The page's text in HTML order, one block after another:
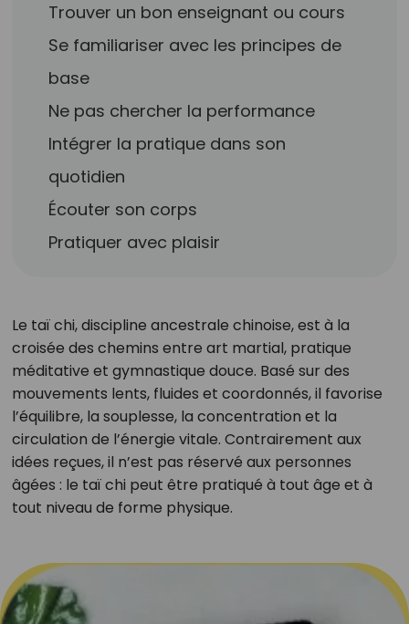
Trouver un bon enseignant ou cours
Se familiariser avec les principes de
base
Ne pas chercher la performance
Intégrer la pratique dans son
quotidien
Écouter son corps
Pratiquer avec plaisir
Le taï chi, discipline ancestrale chinoise, est à la
croisée des chemins entre art martial, pratique
méditative et gymnastique douce. Basé sur des
mouvements lents, fluides et coordonnés, il favorise
l’équilibre, la souplesse, la concentration et la
circulation de l’énergie vitale. Contrairement aux
idées reçues, il n’est pas réservé aux personnes
âgées : le taï chi peut être pratiqué à tout âge et à
tout niveau de forme physique.